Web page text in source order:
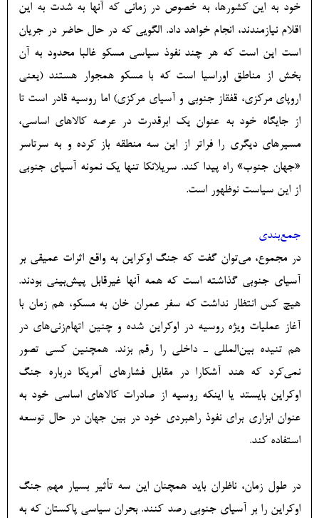
خود به این کشورها، به خصوص در زمانی که آنها به شدت به این
اقلام نیازمندند، انجام خواهد داد. الگویی که در حال حاضر در جریان
است این است که هر چند نفوذ سیاسی مسکو غالبا محدود به آن
بخش از مناطق اوراسیا است که با مسکو همجوار هستند (یعنی
اروپای مرکزی، قفقاز جنوبی و آسیای مرکزی) اما روسیه قادر است تا
از جایگاه خود به عنوان یک ابرقدرت در عرصه کالاهای اساسی،
مسیرهای دیگری را فراتر از این سه منطقه باز کرده و به سرتاسر
«جهان جنوب» راه پیدا کند. سریلانکا تنها یک نمونه آسیای جنوبی
از این سیاست نوظهور است.
جمع‌بندی
در مجموع، می‌توان گفت که جنگ اوکراین به واقع اثرات عمیقی بر
آسیای جنوبی گذاشته است که همه آنها غیرقابل پیش‌بینی بودند.
هیچ کس انتظار نداشت که سفر عمران خان به مسکو، هم زمان با
آغاز عملیات ویژه روسیه در اوکراین شده و چنین اتهام‌زنی‌های در
هم تنیده بین‌المللی ـ داخلی را رقم بزند. همچنین کسی تصور
نمی‌کرد که هند آشکارا در مقابل فشارهای آمریکا درباره جنگ
اوکراین بایستد یا اینکه روسیه از صادرات کالاهای اساسی خود به
عنوان ابزاری برای نفوذ راهبردی خود در بین جهان در حال توسعه
استفاده کند.
در طول زمان، ناظران باید همچنان این سه تأثیر بسیار مهم جنگ
اوکراین را بر آسیای جنوبی رصد کنند. بحران سیاسی پاکستان که به